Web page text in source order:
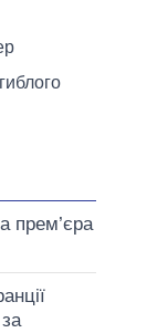
прем’єра